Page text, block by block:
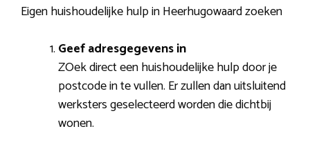
Eigen huishoudelijke hulp in Heerhugowaard zoeken
Geef adresgegevens in
ZOek direct een huishoudelijke hulp door je
postcode in te vullen. Er zullen dan uitsluitend
werksters geselecteerd worden die dichtbij
wonen.